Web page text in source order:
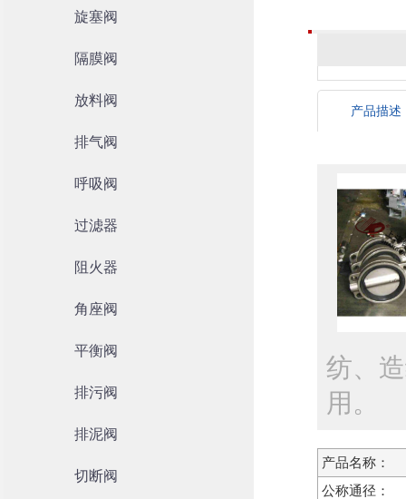
旋塞阀
隔膜阀
放料阀
排气阀
呼吸阀
过滤器
阻火器
角座阀
平衡阀
排污阀
排泥阀
切断阀
产品描述
纺、
用。
产品名称：
公称通径：